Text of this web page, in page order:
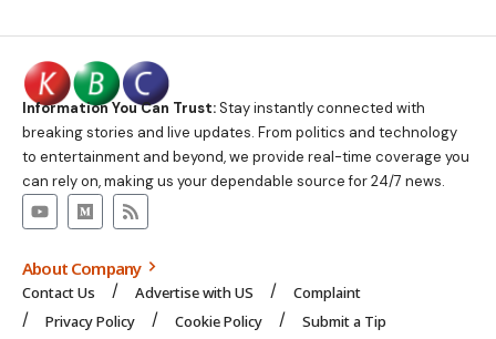
Information You Can Trust:Stay instantly connected with
breaking stories and live updates. From politics and technology
to entertainment and beyond, we provide real-time coverage you
can rely on, making us your dependable source for 24/7 news.
About Company
Contact Us Advertise with US
Complaint
Privacy Policy
Cookie Policy Submit a Tip